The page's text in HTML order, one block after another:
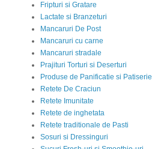
Fripturi si Gratare
Lactate si Branzeturi
Mancaruri De Post
Mancaruri cu carne
Mancaruri stradale
Prajituri Torturi si Deserturi
Produse de Panificatie si Patiserie
Retete De Craciun
Retete Imunitate
Retete de inghetata
Retete traditionale de Pasti
Sosuri si Dressinguri